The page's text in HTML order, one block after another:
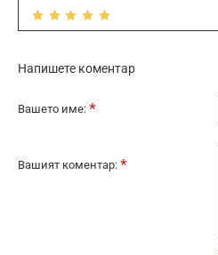
Напишете коментар
Вашето име:
Вашият коментар: